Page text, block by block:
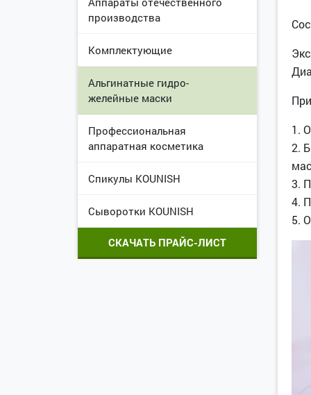
производства
Комплектующие
Альгинатные гидро-
желейные маски
Профессиональная
аппаратная косметика
Спикулы KOUNISH
Сыворотки KOUNISH
СКАЧАТЬ ПРАЙС-ЛИСТ
1.
2.
3.
4.
5.